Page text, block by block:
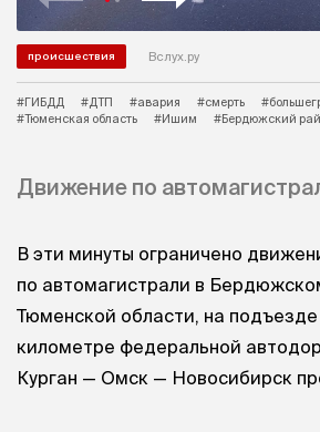
происшествия Вслух.ру
#ГИБДД #ДТП #авария #смерть
#Тюменская область
#Ишим #Бердюжский
Движение по
В эти минуты ограничено
по автомагистрали в
Тюменской области, на
километре федеральной
Курган — Омск — Новосибирск